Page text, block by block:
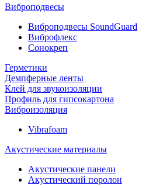
Виброподвесы
Виброподвесы SoundGuard
Виброфлекс
Сонокреп
Герметики
Демпферные ленты
Клей для звукоизоляции
Профиль для гипсокартона
Виброизоляция
Vibrafoam
Акустические материалы
Акустические панели
Акустический поролон